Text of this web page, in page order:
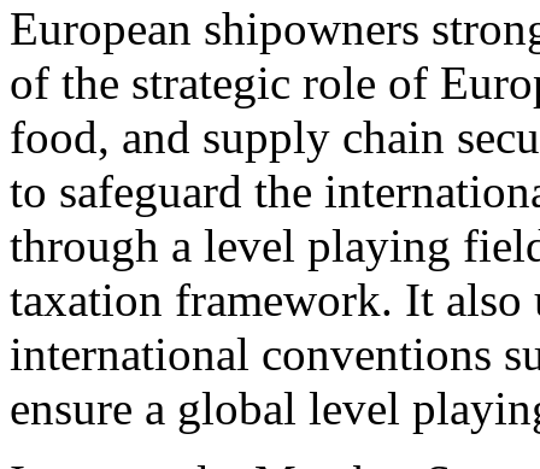
European shipowners
of the strategic role of
food, and supply chain
to safeguard the
through a level playing
taxation framework. It also
international conventions
ensure a global level